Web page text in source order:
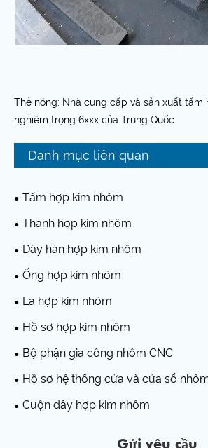
Thẻ nóng: Nhà cung cấp và sản xuất tấm
nghiêm trọng 6xxx của Trung Quốc
Danh mục liên quan
Tấm hợp kim nhôm
Thanh hợp kim nhôm
Dây hàn hợp kim nhôm
Ống hợp kim nhôm
Lá hợp kim nhôm
Hồ sơ hợp kim nhôm
Bộ phận gia công nhôm CNC
Hồ sơ hệ thống cửa và cửa sổ
Cuộn dây hợp kim nhôm
Gửi yêu cầu